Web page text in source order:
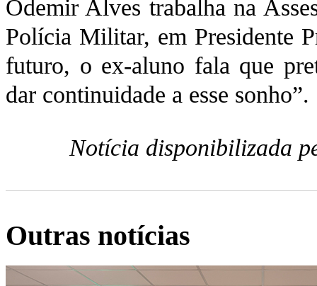
Odemir Alves trabalha na
Polícia Militar, em Presidente
futuro, o ex-aluno fala que
dar continuidade a esse sonho”.
Notícia disponibilizada
Outras notícias